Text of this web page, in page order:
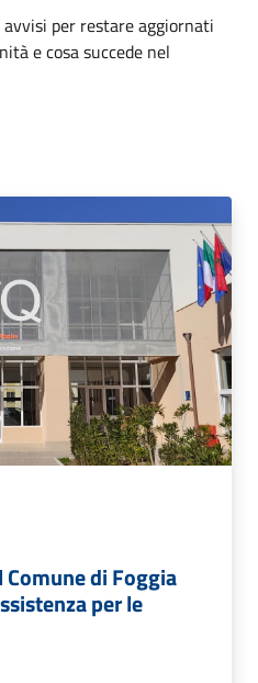
per restare aggiornati
e cosa succede nel
di Foggia
per le